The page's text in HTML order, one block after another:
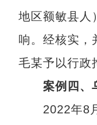
地区额敏县人
响。经核实，
毛某予以行政
案例四、乌
2022年8月